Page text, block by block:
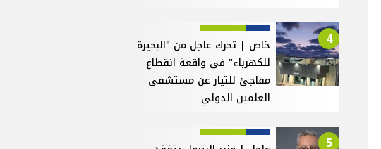
4
خاص | تحرك عاجل من "البحيرة
للكهرباء" في واقعة انقطاع
مفاجئ للتيار عن مستشفى
العلمين الدولي
5